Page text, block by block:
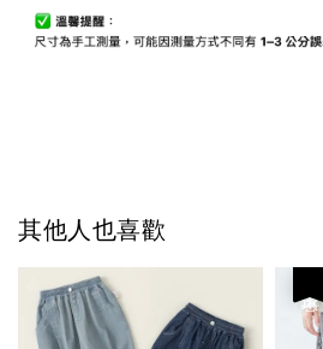
其他人也喜歡